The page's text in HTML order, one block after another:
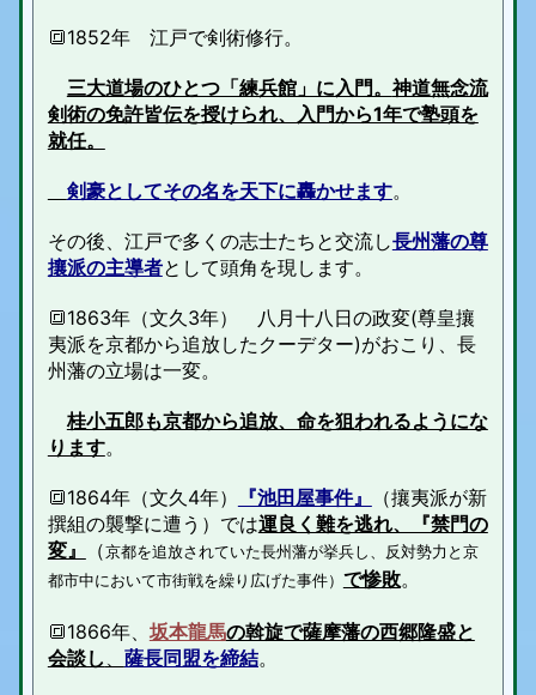
🔳1852年 江戸で剣術修行。
三大道場のひとつ「練兵館」に入門。神道無念流
剣術の免許皆伝を授けられ、入門から1年で塾頭を
就任。
剣豪としてその名を天下に轟かせます。
その後、江戸で多くの志士たちと交流し長州藩の尊
攘派の主導者として頭角を現します。
🔳1863年（文久3年） 八月十八日の政変(尊皇攘
夷派を京都から追放したクーデター)がおこり、長
州藩の立場は一変。
桂小五郎も京都から追放、命を狙われるようにな
ります。
🔳1864年（文久4年） 『池田屋事件』
（攘夷派が新
撰組の襲撃に遭う）では運良く難を逃れ、『禁門の
変』
（京都を追放されていた長州藩が挙兵し、反対勢力と京
都市中において市街戦を繰り広げた事件） で惨敗。
🔳1866年、 坂本龍馬の斡旋で薩摩藩の西郷隆盛と
会談し 、 薩長同盟を締結。